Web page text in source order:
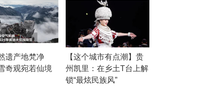
遗产地梵净
奇观宛若仙境
【这个城市有点潮】贵
州凯里：在乡土T台上解
锁“最炫民族风”